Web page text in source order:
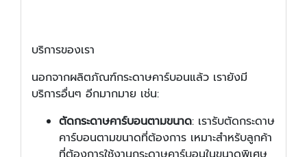
บริการของเรา
นอกจากผลิตภัณฑ์กระดาษคาร์บอนแล้ว เรายังมี
บริการอื่นๆ อีกมากมาย เช่น:
ตัดกระดาษคาร์บอนตามขนาด: เรารับตัดกระดาษ
คาร์บอนตามขนาดที่ต้องการ เหมาะสำหรับลูกค้า